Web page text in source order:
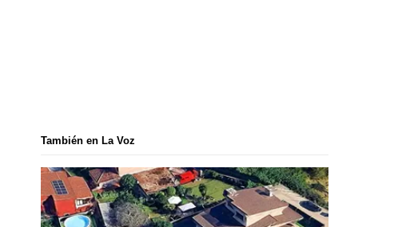
También en La Voz